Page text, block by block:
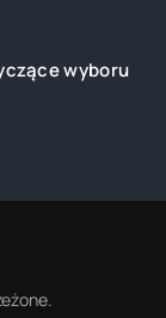
wyboru